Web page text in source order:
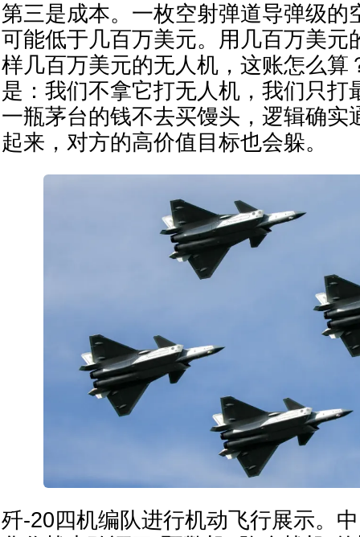
第三是成本。一枚空射弹道导弹级的
可能低于几百万美元。用几百万美元
样几百万美元的无人机，这账怎么算
是：我们不拿它打无人机，我们只打
一瓶茅台的钱不去买馒头，逻辑确实
起来，对方的高价值目标也会躲。
歼-20四机编队进行机动飞行展示。